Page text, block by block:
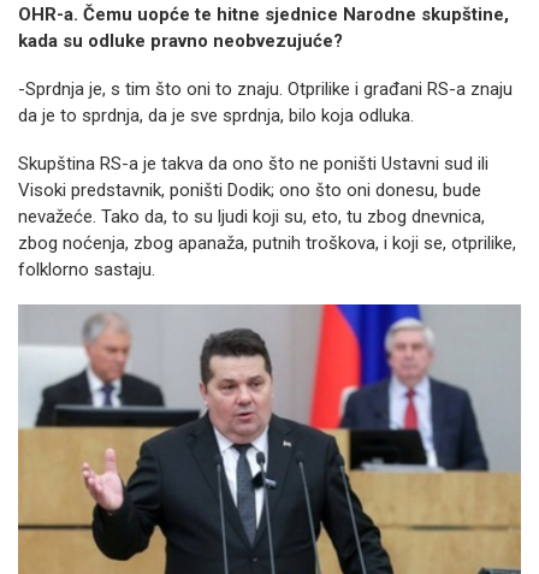
OHR-a. Čemu uopće te hitne sjednice Narodne skupštine,
kada su odluke pravno neobvezujuće?
-Sprdnja je, s tim što oni to znaju. Otprilike i građani RS-a znaju
da je to sprdnja, da je sve sprdnja, bilo koja odluka.
Skupština RS-a je takva da ono što ne poništi Ustavni sud ili
Visoki predstavnik, poništi Dodik; ono što oni donesu, bude
nevažeće. Tako da, to su ljudi koji su, eto, tu zbog dnevnica,
zbog noćenja, zbog apanaža, putnih troškova, i koji se, otprilike,
folklorno sastaju.